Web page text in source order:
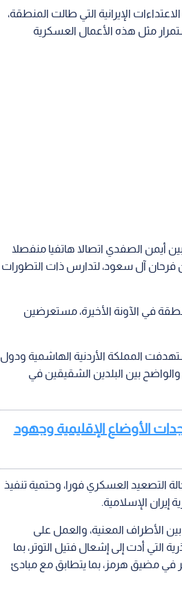
الإيرانية التي طالت المنطقة،
مثل هذه الأعمال العسكرية
أيمن الصفدي اتصالا هاتفيا منفصلا
فرحان آل سعود، لتدارس ذات التطورات
في الآونة الأخيرة، مستعرضين
المملكة الأردنية الهاشمية ودول
بين البلدين الشقيقين في
الأوضاع الإقليمية وجهود
التصعيد العسكري فورا، وحتمية تنفيذ
إيران الإسلامية.
الأطراف المعنية، والعمل على
أدت إلى إشعال فتيل التوتر، بما
في مضيق هرمز، بما يتطابق مع مبادئ